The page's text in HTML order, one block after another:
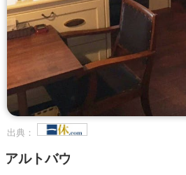
出典：
アルトバウ